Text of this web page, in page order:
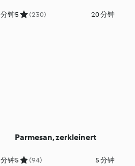
钟5 (230) 20 分钟
钟
Parmesan, zerkleinert
5 (94) 5 分钟